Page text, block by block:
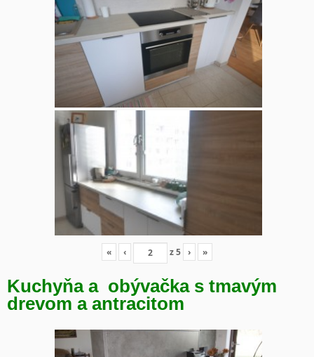
« ‹ z5 › »
Kuchyňa a obývačka s tmavým
drevom a antracitom